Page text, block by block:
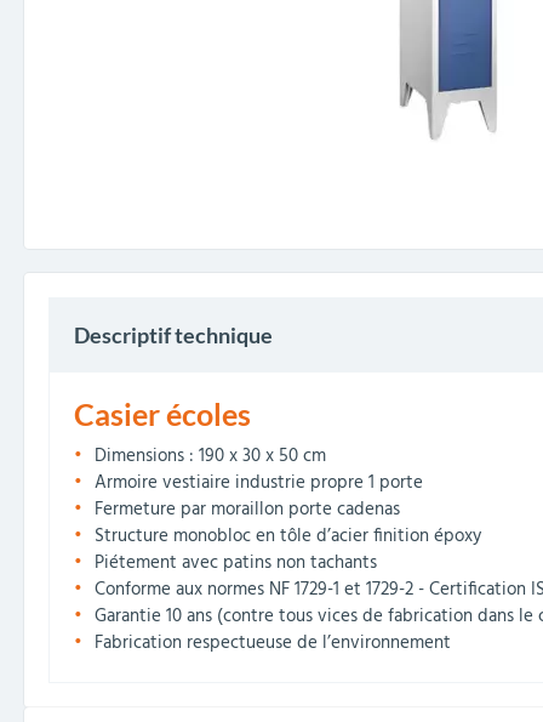
Descriptif technique
Casier écoles
Dimensions : 190 x 30 x 50 cm
Armoire vestiaire industrie propre 1 porte
Fermeture par moraillon porte cadenas
Structure monobloc en tôle d’acier finition époxy
Piétement avec patins non tachants
Conforme aux normes NF 1729-1 et 1729-2 - Certification
Garantie 10 ans (contre tous vices de fabrication dans
Fabrication respectueuse de l’environnement